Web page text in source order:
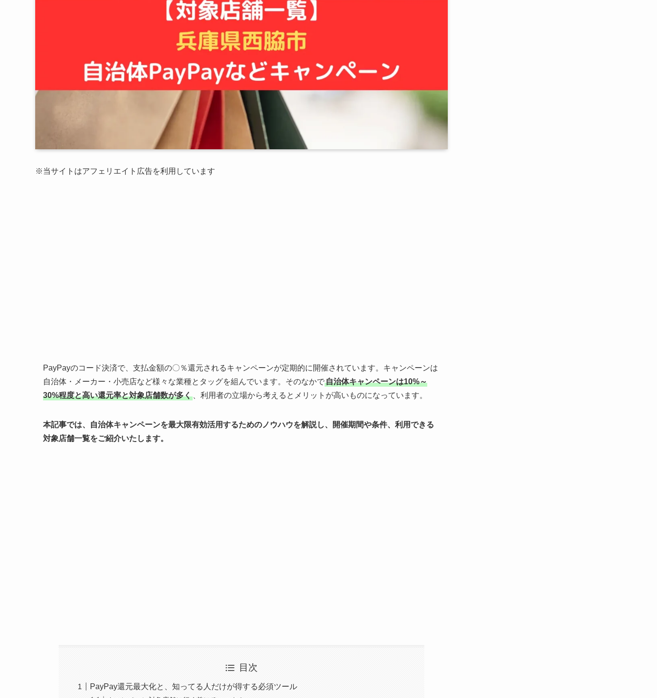
※当サイトはアフェリエイト広告を利用しています
PayPayのコード決済で、支払金額の〇％還元されるキャンペーンが定期的に開催されています。キャンペーンは
自治体・メーカー・小売店など様々な業種とタッグを組んでいます。そのなかで自治体キャンペーンは10%～
30%程度と高い還元率と対象店舗数が多く 、利用者の立場から考えるとメリットが高いものになっています。
本記事では、自治体キャンペーンを最大限有効活用するためのノウハウを解説し、開催期間や条件、利用できる
対象店舗一覧をご紹介いたします。
目次
PayPay還元最大化と、知ってる人だけが得する必須ツール